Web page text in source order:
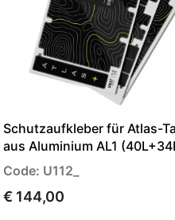
Schutzaufkleber für Atlas-
aus Aluminium AL1
Code: U112_
€ 144,00